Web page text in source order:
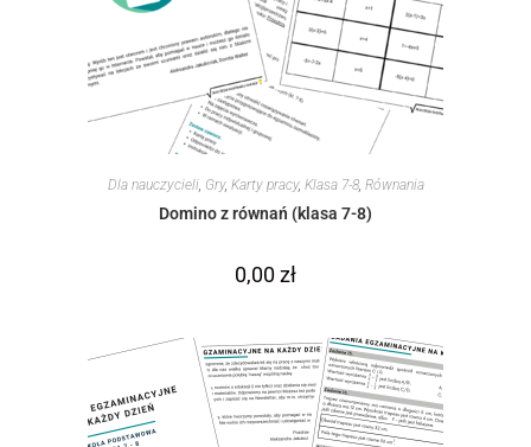
Dla nauczycieli, Gry, Karty pracy, Klasa 7-8, Równania
Domino z równań (klasa 7-8)
0,00zł